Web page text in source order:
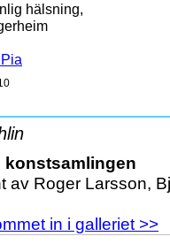
hälsning,
konstsamlingen
av Roger Larsson,
in i galleriet >>